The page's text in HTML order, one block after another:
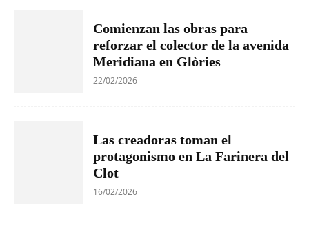
Comienzan las obras para
reforzar el colector de la avenida
Meridiana en Glòries
22/02/2026
Las creadoras toman el
protagonismo en La Farinera del
Clot
16/02/2026